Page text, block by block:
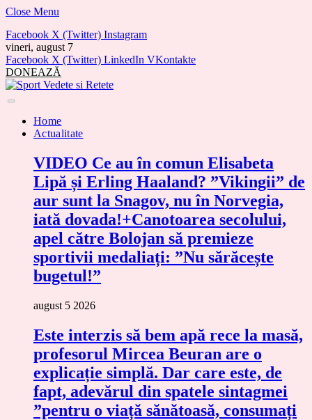
Close Menu
Facebook X (Twitter) Instagram
vineri, august 7
Facebook X (Twitter) LinkedIn VKontakte
DONEAZĂ
Home
Actualitate
VIDEO Ce au în comun Elisabeta
Lipă și Erling Haaland? ”Vikingii” de
aur sunt la Snagov, nu în Norvegia,
iată dovada!+Canotoarea secolului,
apel către Bolojan să premieze
sportivii medaliați: ”Nu sărăcește
bugetul!”
august 5 2026
Este interzis să bem apă rece la masă,
profesorul Mircea Beuran are o
explicație simplă. Dar care este, de
fapt, adevărul din spatele sintagmei
”pentru o viață sănătoasă, consumați